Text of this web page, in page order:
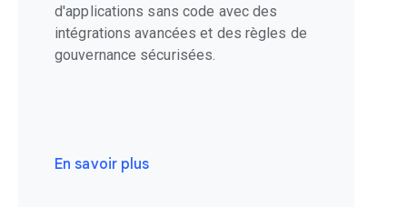
d'applications sans code avec des
intégrations avancées et des règles de
gouvernance sécurisées.
En savoir plus